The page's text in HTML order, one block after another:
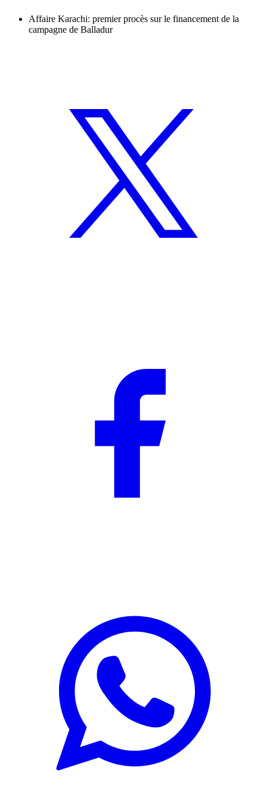
Affaire Karachi: premier procès sur le financement de la
campagne de Balladur